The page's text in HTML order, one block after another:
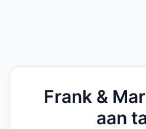
Frank &
aan